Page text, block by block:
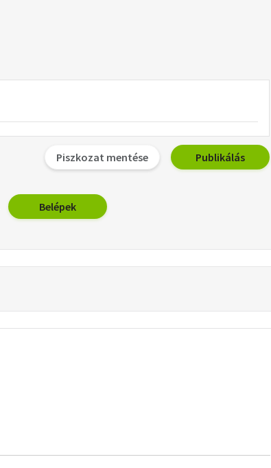
Piszkozat mentése Publikálás
Belépek